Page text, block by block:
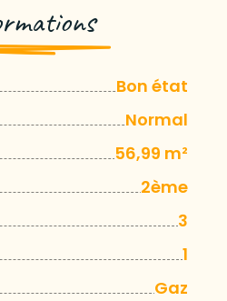
Bon état
Normal
56,99 m²
2ème
3
1
Gaz